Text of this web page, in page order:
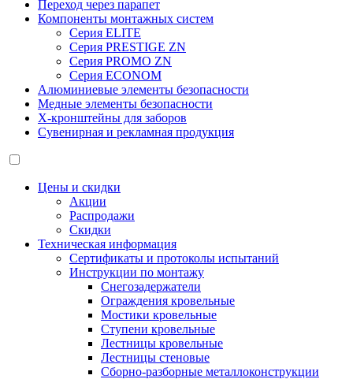
Переход через парапет
Компоненты монтажных систем
Серия ELITE
Серия PRESTIGE ZN
Серия PROMO ZN
Серия ECONOM
Алюминиевые элементы безопасности
Медные элементы безопасности
X-кронштейны для заборов
Сувенирная и рекламная продукция
Цены и скидки
Акции
Распродажи
Скидки
Техническая информация
Сертификаты и протоколы испытаний
Инструкции по монтажу
Снегозадержатели
Ограждения кровельные
Мостики кровельные
Ступени кровельные
Лестницы кровельные
Лестницы стеновые
Сборно-разборные металлоконструкции